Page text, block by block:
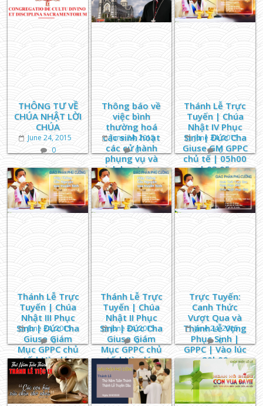
THÔNG TƯ VỀ
CHÚA NHẬT LỜI
CHÚA
June 24, 2015
0
Thông báo về
việc bình
thường hoá
các sinh hoạt
các cử hành
phụng vụ và
sinh hoạt mục
vụ tại Giáo
Phận Phú
Cường
June 24, 2015
0
Thánh Lễ Trực
Tuyến | Chúa
Nhật IV Phục
Sinh | Đức Cha
Giuse GM GPPC
chủ tế | 05h00
| 03.05
June 24, 2015
0
Thánh Lễ Trực
Tuyến | Chúa
Nhật III Phục
Sinh | Đức Cha
Giuse Giám
Mục GPPC chủ
tế | Vào lúc
05h00
June 24, 2015
0
Thánh Lễ Trực
Tuyến | Chúa
Nhật II Phục
Sinh | Đức Cha
Giuse Giám
Mục GPPC chủ
tế | Vào lúc
05h00
June 24, 2015
0
Trực Tuyến:
Canh Thức
Vượt Qua và
Thánh Lễ Vọng
Phục Sinh |
GPPC | Vào lúc
20h00
June 24, 2015
0